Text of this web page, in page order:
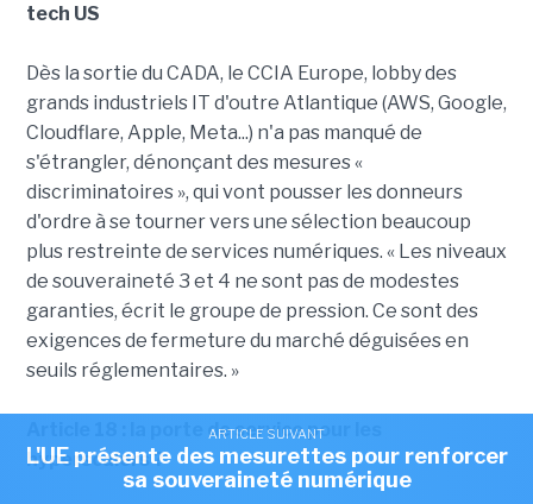
tech US
Dès la sortie du CADA, le CCIA Europe, lobby des
grands industriels IT d'outre Atlantique (AWS, Google,
Cloudflare, Apple, Meta...) n'a pas manqué de
s'étrangler, dénonçant des mesures «
discriminatoires », qui vont pousser les donneurs
d'ordre à se tourner vers une sélection beaucoup
plus restreinte de services numériques. « Les niveaux
de souveraineté 3 et 4 ne sont pas de modestes
garanties, écrit le groupe de pression. Ce sont des
exigences de fermeture du marché déguisées en
seuils réglementaires. »
Article 18 : la porte de service pour les
hyperscalers ?
ARTICLE SUIVANT
L'UE présente des mesurettes pour renforcer
sa souveraineté numérique